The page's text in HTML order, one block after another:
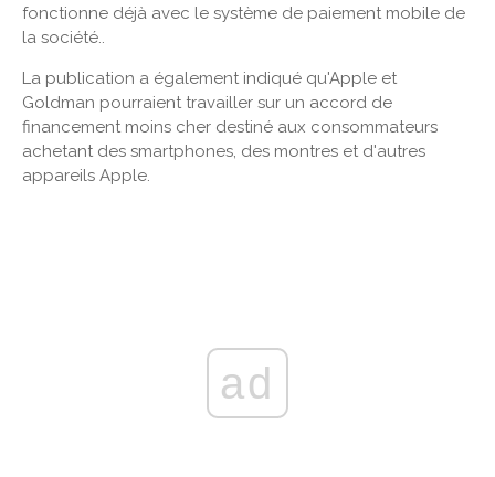
fonctionne déjà avec le système de paiement mobile de
la société..
La publication a également indiqué qu'Apple et
Goldman pourraient travailler sur un accord de
financement moins cher destiné aux consommateurs
achetant des smartphones, des montres et d'autres
appareils Apple.
ad